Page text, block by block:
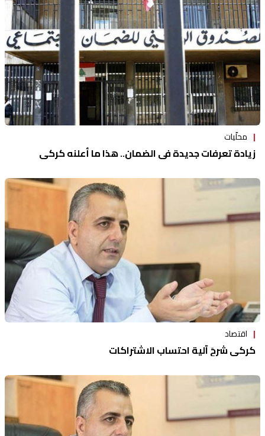
محلّيات
زيادة تعرفات جديدة في الضمان.. هذا ما أعلنه كركي
اقتصاد
كركي شرحَ آلية احتساب الاشتراكات